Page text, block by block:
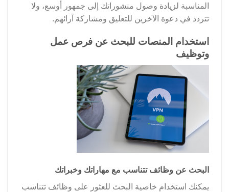
المناسبة لزيادة وصول منشوراتك إلى جمهور أوسع، ولا
تتردد في دعوة الآخرين للتعليق ومشاركة آرائهم.
استخدام المنصات للبحث عن فرص عمل
وتوظيف
البحث عن وظائف تتناسب مع مهاراتك وخبراتك
يمكنك استخدام خاصية البحث للعثور على وظائف تتناسب